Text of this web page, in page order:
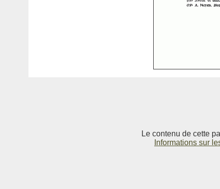
Le contenu de cette
Informations sur